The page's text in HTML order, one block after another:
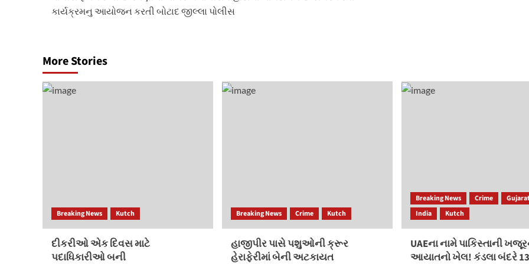
કાર્યક્રમનુ આયોજન કરતી બોટાદ જીલ્લા પોલીસ
More Stories
Breaking News Kutch
દીકરીઓ એક દિવસ માટે
પદાધિકારીઓ બની
Breaking News Crime Kutch
હાજીપીર પાસે પશુઓની ક્રૂર
હેરાફેરીમાં બેની અટકાયત
Breaking News Crime
India
Kutch
UAEના નામે પાકિસ્તાની
આયાતનો ખેલ! કંડલા બંદરે